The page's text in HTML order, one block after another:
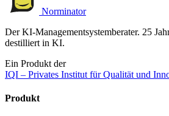
Norminator
Der KI-Managementsystemberater. 25
destilliert in KI.
Ein Produkt der
IQI – Privates Institut für Qualität und
Produkt